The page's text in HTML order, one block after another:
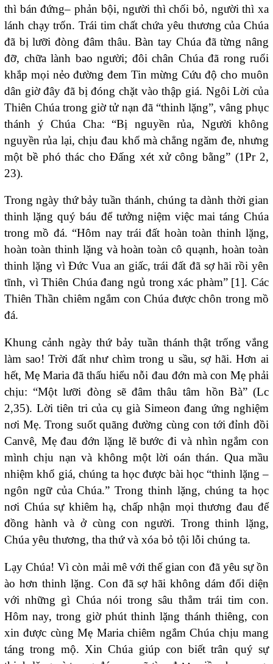
thì bán đứng– phản bội, người thì chối bỏ, người thì xa
lánh chạy trốn. Trái tim chất chứa yêu thương của Chúa
đã bị lưỡi đòng đâm thâu. Bàn tay Chúa đã từng nâng
đỡ, chữa lành bao người; đôi chân Chúa đã rong ruổi
khắp mọi nẻo đường đem Tin mừng Cứu độ cho muôn
dân giờ đây đã bị đóng chặt vào thập giá. Ngôi Lời của
Thiên Chúa trong giờ tử nạn đã “thinh lặng”, vâng phục
thánh ý Chúa Cha: “Bị nguyền rủa, Người không
nguyền rủa lại, chịu đau khổ mà chẳng ngăm đe, nhưng
một bề phó thác cho Đấng xét xử công bằng” (1Pr 2,
23).
Trong ngày thứ bảy tuần thánh, chúng ta dành thời gian
thinh lặng quý báu để tưởng niệm việc mai táng Chúa
trong mồ đá. “Hôm nay trái đất hoàn toàn thinh lặng,
hoàn toàn thinh lặng và hoàn toàn cô quạnh, hoàn toàn
thinh lặng vì Đức Vua an giấc, trái đất đã sợ hãi rồi yên
tĩnh, vì Thiên Chúa đang ngủ trong xác phàm” [1]. Các
Thiên Thần chiêm ngắm con Chúa được chôn trong mồ
đá.
Khung cảnh ngày thứ bảy tuần thánh thật trống vắng
làm sao! Trời đất như chìm trong u sầu, sợ hãi. Hơn ai
hết, Mẹ Maria đã thấu hiểu nỗi đau đớn mà con Mẹ phải
chịu: “Một lưỡi đòng sẽ đâm thâu tâm hồn Bà” (Lc
2,35). Lời tiên tri của cụ già Simeon đang ứng nghiệm
nơi Mẹ. Trong suốt quãng đường cùng con tới đỉnh đồi
Canvê, Mẹ đau đớn lặng lẽ bước đi và nhìn ngắm con
mình chịu nạn và không một lời oán thán. Qua mầu
nhiệm khổ giá, chúng ta học được bài học “thinh lặng –
ngôn ngữ của Chúa.” Trong thinh lặng, chúng ta học
nơi Chúa sự khiêm hạ, chấp nhận mọi thương đau để
đồng hành và ở cùng con người. Trong thinh lặng,
Chúa yêu thương, tha thứ và xóa bỏ tội lỗi chúng ta.
Lạy Chúa! Vì còn mải mê với thế gian con đã yêu sự ồn
ào hơn thinh lặng. Con đã sợ hãi không dám đối diện
với những gì Chúa nói trong sâu thẳm trái tim con.
Hôm nay, trong giờ phút thinh lặng thánh thiêng, con
xin được cùng Mẹ Maria chiêm ngắm Chúa chịu mang
táng trong mộ. Xin Chúa giúp con biết trân quý sự